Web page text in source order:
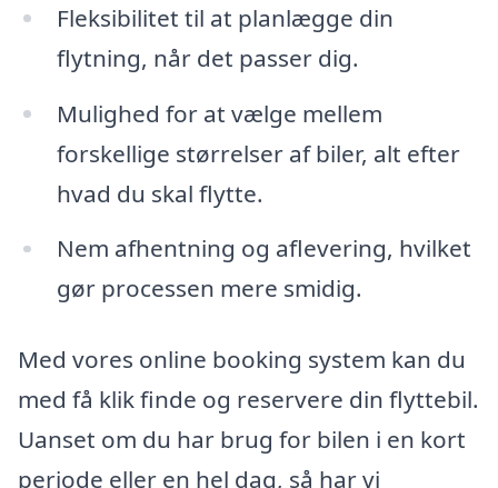
Fleksibilitet til at planlægge din
flytning, når det passer dig.
Mulighed for at vælge mellem
forskellige størrelser af biler, alt efter
hvad du skal flytte.
Nem afhentning og aflevering, hvilket
gør processen mere smidig.
Med vores online booking system kan du
med få klik finde og reservere din flyttebil.
Uanset om du har brug for bilen i en kort
periode eller en hel dag, så har vi